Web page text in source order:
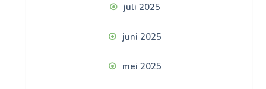
juli 2025
juni 2025
mei 2025